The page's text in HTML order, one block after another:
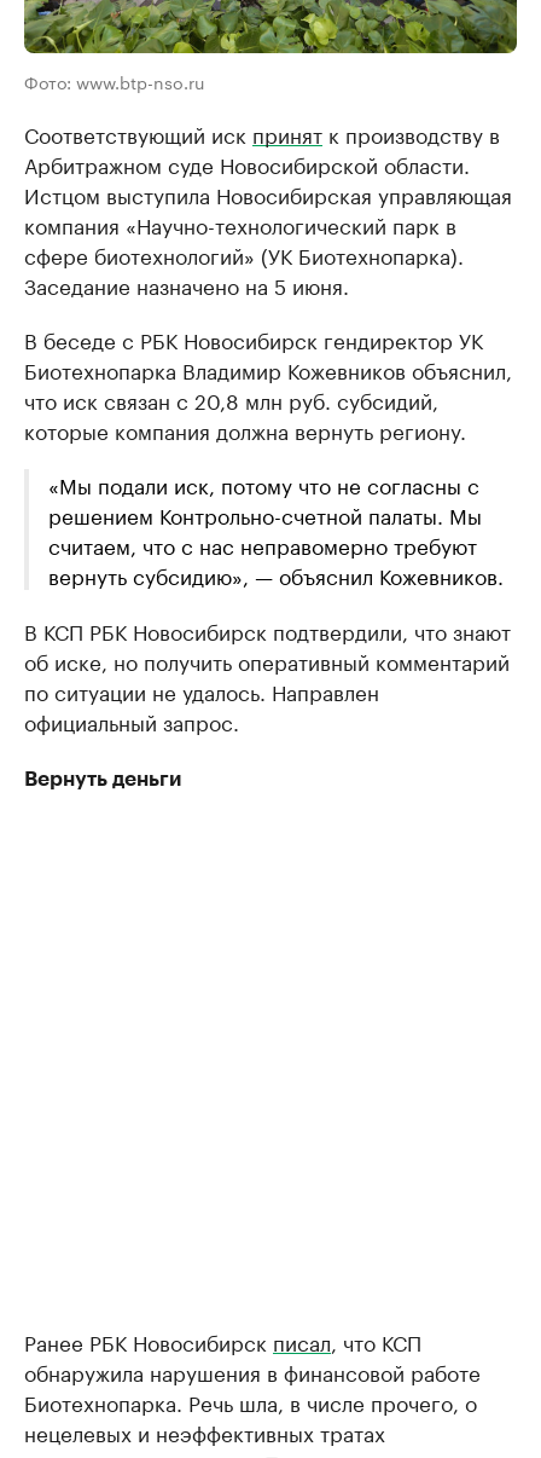
Фото: www.btp-nso.ru
Соответствующий иск принят к производству в
Арбитражном суде Новосибирской области.
Истцом выступила Новосибирская управляющая
компания «Научно-технологический парк в
сфере биотехнологий» (УК Биотехнопарка).
Заседание назначено на 5 июня.
В беседе с РБК Новосибирск гендиректор УК
Биотехнопарка Владимир Кожевников объяснил,
что иск связан с 20,8 млн руб. субсидий,
которые компания должна вернуть региону.
«Мы подали иск, потому что не согласны с
решением Контрольно-счетной палаты. Мы
считаем, что с нас неправомерно требуют
вернуть субсидию», — объяснил Кожевников.
В КСП РБК Новосибирск подтвердили, что знают
об иске, но получить оперативный комментарий
по ситуации не удалось. Направлен
официальный запрос.
Вернуть деньги
Ранее РБК Новосибирск писал, что КСП
обнаружила нарушения в финансовой работе
Биотехнопарка. Речь шла, в числе прочего, о
нецелевых и неэффективных тратах